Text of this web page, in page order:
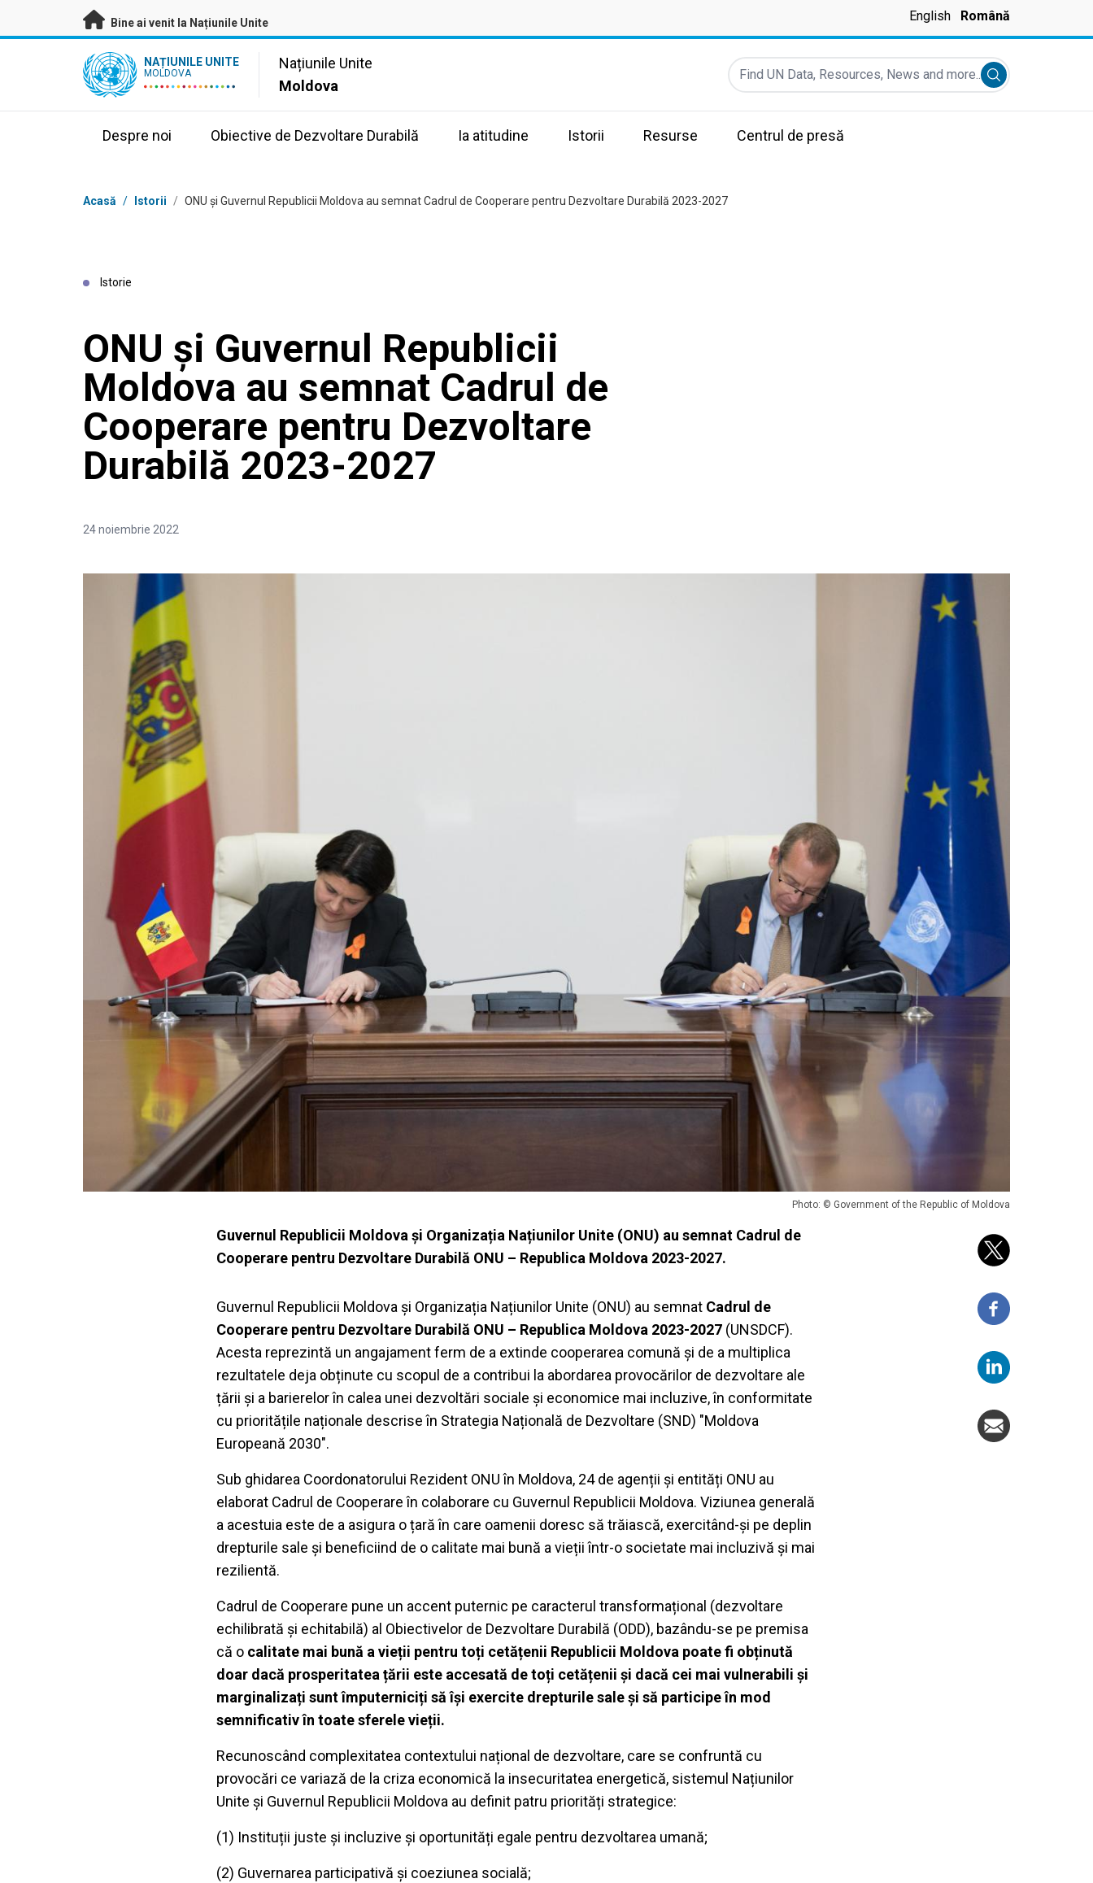
A trece la conținutul principal
Bine ai venit la Națiunile Unite English Română
UN Logo NAȚIUNILE UNITE
MOLDOVA
Națiunile Unite
Moldova
Find UN Data, Resources, News and more...
Submit search
Despre noi Obiective de Dezvoltare Durabilă Ia atitudine Istorii Resurse Centrul de presă
Breadcrumb
Acasă / Istorii / ONU și Guvernul Republicii Moldova au semnat Cadrul de Cooperare pentru Dezvoltare Durabilă 2023-2027
Istorie
ONU și Guvernul Republicii
Moldova au semnat Cadrul de
Cooperare pentru Dezvoltare
Durabilă 2023-2027
24 noiembrie 2022
Photo: © Government of the Republic of Moldova
Guvernul Republicii Moldova și Organizația Națiunilor Unite (ONU) au semnat Cadrul de
Cooperare pentru Dezvoltare Durabilă ONU – Republica Moldova 2023-2027.
Guvernul Republicii Moldova și Organizația Națiunilor Unite (ONU) au semnat Cadrul de
Cooperare pentru Dezvoltare Durabilă ONU – Republica Moldova 2023-2027 (UNSDCF).
Acesta reprezintă un angajament ferm de a extinde cooperarea comună și de a multiplica
rezultatele deja obținute cu scopul de a contribui la abordarea provocărilor de dezvoltare ale
țării și a barierelor în calea unei dezvoltări sociale și economice mai incluzive, în conformitate
cu prioritățile naționale descrise în Strategia Națională de Dezvoltare (SND) "Moldova
Europeană 2030".
Sub ghidarea Coordonatorului Rezident ONU în Moldova, 24 de agenții și entități ONU au
elaborat Cadrul de Cooperare în colaborare cu Guvernul Republicii Moldova. Viziunea generală
a acestuia este de a asigura o țară în care oamenii doresc să trăiască, exercitând-și pe deplin
drepturile sale și beneficiind de o calitate mai bună a vieții într-o societate mai incluzivă și mai
rezilientă.
Cadrul de Cooperare pune un accent puternic pe caracterul transformațional (dezvoltare
echilibrată și echitabilă) al Obiectivelor de Dezvoltare Durabilă (ODD), bazându-se pe premisa
că o calitate mai bună a vieții pentru toți cetățenii Republicii Moldova poate fi obținută
doar dacă prosperitatea țării este accesată de toți cetățenii și dacă cei mai vulnerabili și
marginalizați sunt împuterniciți să își exercite drepturile sale și să participe în mod
semnificativ în toate sferele vieții.
Recunoscând complexitatea contextului național de dezvoltare, care se confruntă cu
provocări ce variază de la criza economică la insecuritatea energetică, sistemul Națiunilor
Unite și Guvernul Republicii Moldova au definit patru priorități strategice:
(1) Instituții juste și incluzive și oportunități egale pentru dezvoltarea umană;
(2) Guvernarea participativă și coeziunea socială;